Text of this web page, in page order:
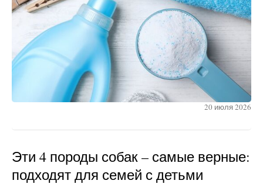
20 июля 2026
Эти 4 породы собак – самые верные:
подходят для семей с детьми